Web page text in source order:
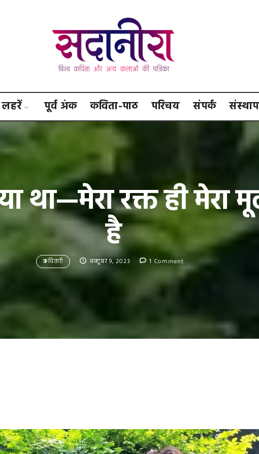
लहरें पूर्व अंक कविता-पाठ परिचय संपर्क
था—मेरा रक्त ही मेरा
है
कविताएँ अक्टूबर 9, 2023 1 Comment